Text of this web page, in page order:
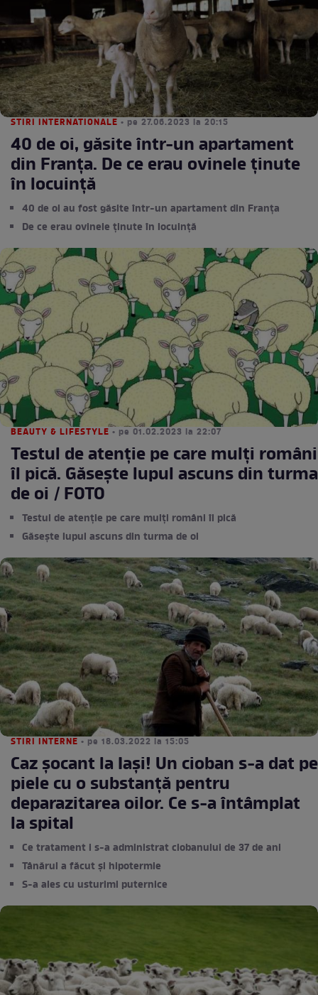
STIRI INTERNATIONALE • pe 27.06.2023 la 20:15
40 de oi, găsite într-un apartament
din Franța. De ce erau ovinele ținute
în locuință
40 de oi au fost găsite într-un apartament din Franța
De ce erau ovinele ținute în locuință
BEAUTY & LIFESTYLE • pe 01.02.2023 la 22:07
Testul de atenție pe care mulți români
îl pică. Găsește lupul ascuns din turma
de oi / FOTO
Testul de atenție pe care mulți români îl pică
Găsește lupul ascuns din turma de oi
STIRI INTERNE • pe 18.03.2022 la 15:05
Caz șocant la Iași! Un cioban s-a dat pe
piele cu o substanță pentru
deparazitarea oilor. Ce s-a întâmplat
la spital
Ce tratament i s-a administrat ciobanului de 37 de ani
Tânărul a făcut și hipotermie
S-a ales cu usturimi puternice